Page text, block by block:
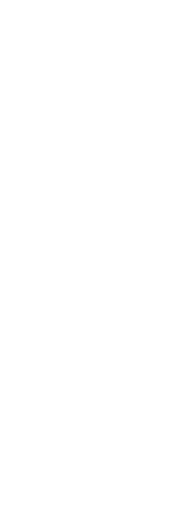
apresentavam níveis
da mama triplo negativo
te na Insuficiência
de demência